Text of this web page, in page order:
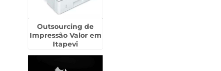
Outsourcing de
Impressão Valor em
Itapevi